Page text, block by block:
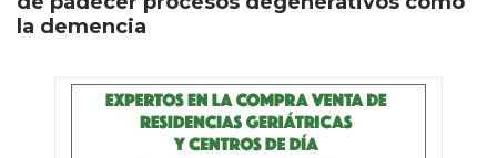
la demencia